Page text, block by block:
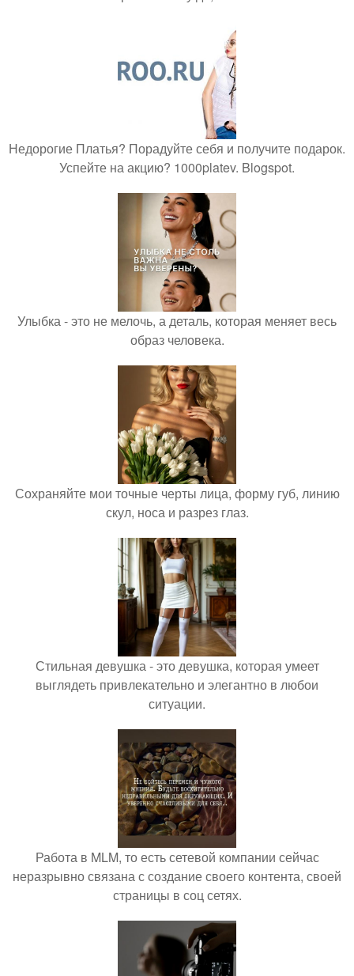
Недорогие Платья? Порадуйте себя и получите подарок.
Успейте на акцию? 1000platev. Blogspot.
Улыбка - это не мелочь, а деталь, которая меняет весь
образ человека.
Сохраняйте мои точные черты лица, форму губ, линию
скул, носа и разрез глаз.
Стильная девушка - это девушка, которая умеет
выглядеть привлекательно и элегантно в любои
ситуации.
Работа в MLM, то есть сетевой компании сейчас
неразрывно связана с создание своего контента, своей
страницы в соц сетях.